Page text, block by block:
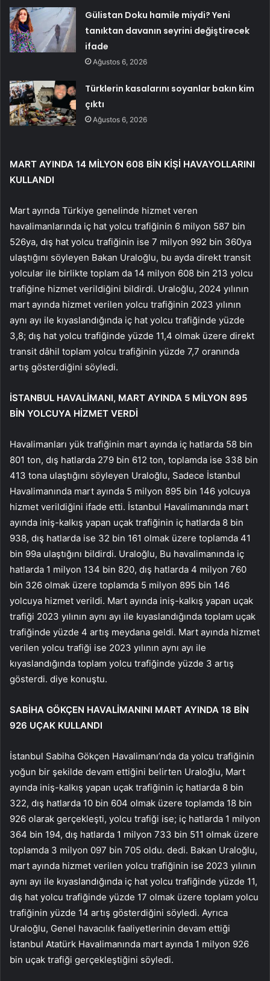
Gülistan Doku hamile miydi? Yeni
tanıktan davanın seyrini değiştirecek
ifade
Ağustos 6, 2026
Türklerin kasalarını soyanlar bakın kim
çıktı
Ağustos 6, 2026
MART AYINDA 14 MİLYON 608 BİN KİŞİ HAVAYOLLARINI
KULLANDI
Mart ayında Türkiye genelinde hizmet veren
havalimanlarında iç hat yolcu trafiğinin 6 milyon 587 bin
526ya, dış hat yolcu trafiğinin ise 7 milyon 992 bin 360ya
ulaştığını söyleyen Bakan Uraloğlu, bu ayda direkt transit
yolcular ile birlikte toplam da 14 milyon 608 bin 213 yolcu
trafiğine hizmet verildiğini bildirdi. Uraloğlu, 2024 yılının
mart ayında hizmet verilen yolcu trafiğinin 2023 yılının
aynı ayı ile kıyaslandığında iç hat yolcu trafiğinde yüzde
3,8; dış hat yolcu trafiğinde yüzde 11,4 olmak üzere direkt
transit dâhil toplam yolcu trafiğinin yüzde 7,7 oranında
artış gösterdiğini söyledi.
İSTANBUL HAVALİMANI, MART AYINDA 5 MİLYON 895
BİN YOLCUYA HİZMET VERDİ
Havalimanları yük trafiğinin mart ayında iç hatlarda 58 bin
801 ton, dış hatlarda 279 bin 612 ton, toplamda ise 338 bin
413 tona ulaştığını söyleyen Uraloğlu, Sadece İstanbul
Havalimanında mart ayında 5 milyon 895 bin 146 yolcuya
hizmet verildiğini ifade etti. İstanbul Havalimanında mart
ayında iniş-kalkış yapan uçak trafiğinin iç hatlarda 8 bin
938, dış hatlarda ise 32 bin 161 olmak üzere toplamda 41
bin 99a ulaştığını bildirdi. Uraloğlu, Bu havalimanında iç
hatlarda 1 milyon 134 bin 820, dış hatlarda 4 milyon 760
bin 326 olmak üzere toplamda 5 milyon 895 bin 146
yolcuya hizmet verildi. Mart ayında iniş-kalkış yapan uçak
trafiği 2023 yılının aynı ayı ile kıyaslandığında toplam uçak
trafiğinde yüzde 4 artış meydana geldi. Mart ayında hizmet
verilen yolcu trafiği ise 2023 yılının aynı ayı ile
kıyaslandığında toplam yolcu trafiğinde yüzde 3 artış
gösterdi. diye konuştu.
SABİHA GÖKÇEN HAVALİMANINI MART AYINDA 18 BİN
926 UÇAK KULLANDI
İstanbul Sabiha Gökçen Havalimanı’nda da yolcu trafiğinin
yoğun bir şekilde devam ettiğini belirten Uraloğlu, Mart
ayında iniş-kalkış yapan uçak trafiğinin iç hatlarda 8 bin
322, dış hatlarda 10 bin 604 olmak üzere toplamda 18 bin
926 olarak gerçekleşti, yolcu trafiği ise; iç hatlarda 1 milyon
364 bin 194, dış hatlarda 1 milyon 733 bin 511 olmak üzere
toplamda 3 milyon 097 bin 705 oldu. dedi. Bakan Uraloğlu,
mart ayında hizmet verilen yolcu trafiğinin ise 2023 yılının
aynı ayı ile kıyaslandığında iç hat yolcu trafiğinde yüzde 11,
dış hat yolcu trafiğinde yüzde 17 olmak üzere toplam yolcu
trafiğinin yüzde 14 artış gösterdiğini söyledi. Ayrıca
Uraloğlu, Genel havacılık faaliyetlerinin devam ettiği
İstanbul Atatürk Havalimanında mart ayında 1 milyon 926
bin uçak trafiği gerçekleştiğini söyledi.